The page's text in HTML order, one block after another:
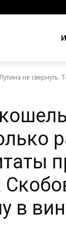
не свернуть.
в